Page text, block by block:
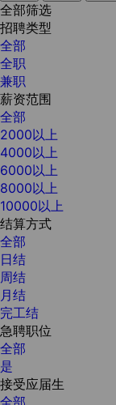
全部筛选
招聘类型
全部
全职
兼职
薪资范围
全部
2000以上
4000以上
6000以上
8000以上
10000以上
结算方式
全部
日结
周结
月结
完工结
急聘职位
全部
是
接受应届生
全部